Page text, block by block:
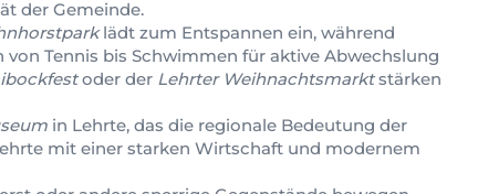
der Gemeinde.
lädt zum Entspannen ein, während
Tennis bis Schwimmen für aktive Abwechslung
oder der Lehrter Weihnachtsmarktstärken
in Lehrte, das die regionale Bedeutung der
mit einer starken Wirtschaft und modernem